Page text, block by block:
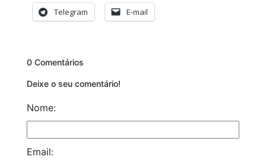
Telegram E-mail
0 Comentários
Deixe o seu comentário!
Nome:
Email: